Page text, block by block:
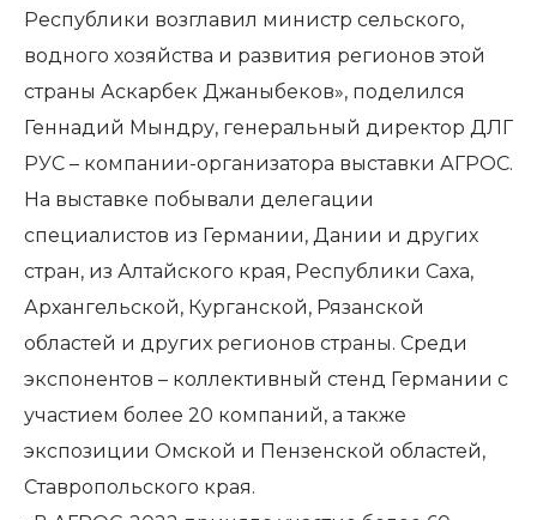
Республики возглавил министр сельского,
водного хозяйства и развития регионов этой
страны Аскарбек Джаныбеков», поделился
Геннадий Мындру, генеральный директор ДЛГ
РУС – компании-организатора выставки АГРОС.
На выставке побывали делегации
специалистов из Германии, Дании и других
стран, из Алтайского края, Республики Саха,
Архангельской, Курганской, Рязанской
областей и других регионов страны. Среди
экспонентов – коллективный стенд Германии с
участием более 20 компаний, а также
экспозиции Омской и Пензенской областей,
Ставропольского края.